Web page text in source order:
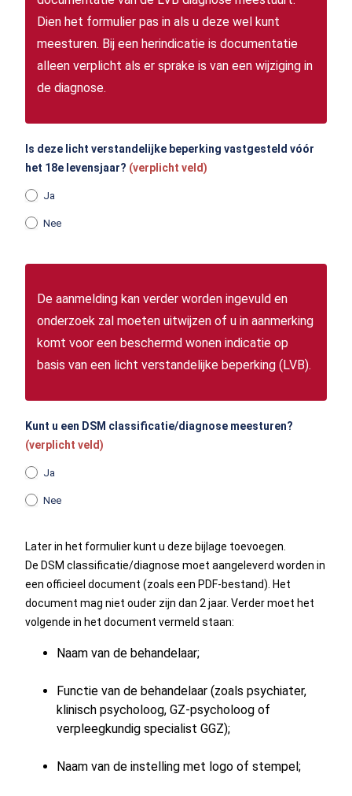
Dien het formulier pas in als u deze wel kunt
meesturen. Bij een herindicatie is documentatie
alleen verplicht als er sprake is van een wijziging in
de diagnose.
Is deze licht verstandelijke beperking vastgesteld vóór
het 18e levensjaar? (verplicht veld)
Ja
Nee
De aanmelding kan verder worden ingevuld en
onderzoek zal moeten uitwijzen of u in aanmerking
komt voor een beschermd wonen indicatie op
basis van een licht verstandelijke beperking (LVB).
Kunt u een DSM classificatie/diagnose meesturen?
(verplicht veld)
Ja
Nee
Later in het formulier kunt u deze bijlage toevoegen.
De DSM classificatie/diagnose moet aangeleverd worden in
een officieel document (zoals een PDF-bestand). Het
document mag niet ouder zijn dan 2 jaar. Verder moet het
volgende in het document vermeld staan:
Naam van de behandelaar;
Functie van de behandelaar (zoals psychiater,
klinisch psycholoog, GZ-psycholoog of
verpleegkundig specialist GGZ);
Naam van de instelling met logo of stempel;